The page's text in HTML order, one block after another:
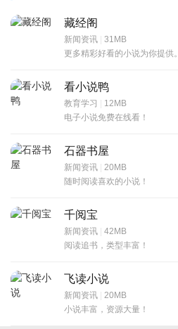
藏经阁
新闻资讯 | 31MB
更多精彩好看的小说为你提供。
看小说鸭
教育学习 | 12MB
电子小说免费在线看！
石器书屋
新闻资讯 | 20MB
随时阅读喜欢的小说！
千阅宝
新闻资讯 | 42MB
阅读追书，类型丰富！
飞读小说
新闻资讯 | 20MB
小说丰富，资源大量！